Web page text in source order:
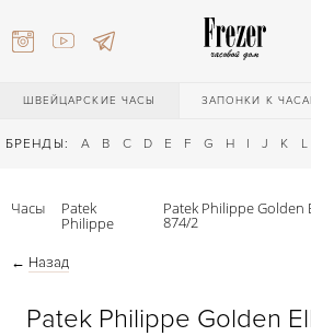
ШВЕЙЦАРСКИЕ ЧАСЫ ЗАПОНКИ К
БРЕНДЫ: A B C D E F G H I J K L
Часы Patek
Philippe
Patek Philippe Golden
874/2
← Назад
Patek Philippe Golden